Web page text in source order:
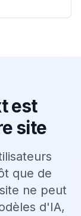
est
site
que de
ne peut
d'IA,